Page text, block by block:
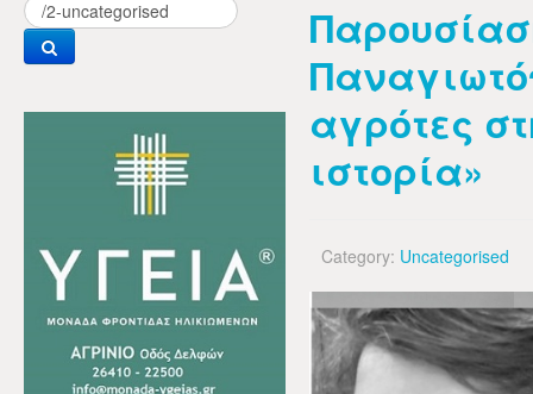
αγρότες
ιστορία»
Category: Uncategorised